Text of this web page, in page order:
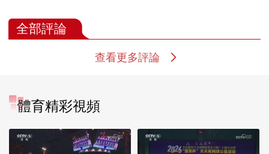
全部評論
查看更多評論
體育精彩視頻